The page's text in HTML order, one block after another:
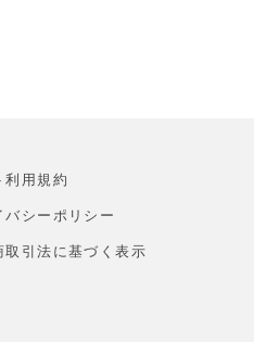
利⽤規約
バシーポリシー
取引法に基づく表示